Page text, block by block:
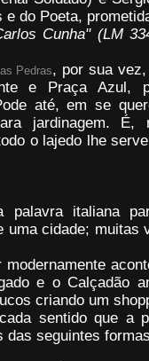
e do Poeta,
Cunha" (LM
Pedras, por sua
e Praça
até, em se
jardinagem. É,
o lajedo lhe
palavra italiana
uma cidade; muitas
e o Calçadão
criando um
sentido que a
das seguintes